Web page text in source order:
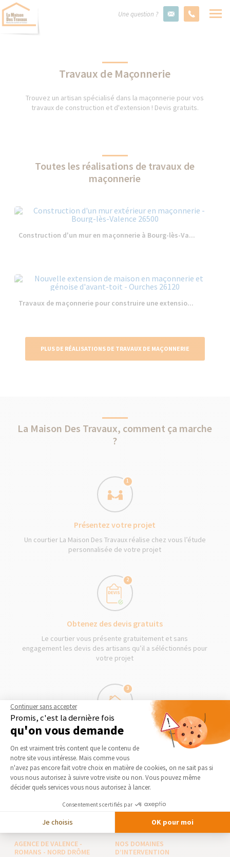
Une question ?
Travaux de Maçonnerie
Trouvez un artisan spécialisé dans la maçonnerie pour vos
travaux de construction et d'extension ! Devis gratuits.
Toutes les réalisations de travaux de
maçonnerie
Construction d'un mur en maçonnerie à Bourg-lès-Va...
Travaux de maçonnerie pour construire une extensio...
PLUS DE RÉALISATIONS DE TRAVAUX DE MAÇONNERIE
La Maison Des Travaux, comment ça marche
?
1
Présentez votre projet
Un courtier La Maison Des Travaux réalise chez vous l’étude
personnalisée de votre projet
2
Obtenez des devis gratuits
Le courtier vous présente gratuitement et sans
engagement les devis des artisans qu’il a séléctionnés pour
votre projet
3
Démarrage des travaux
Séléctionnez en toute liberté vos artisans et les travaux
peuvent commencer !
DEMANDER UN DEVIS GRATUIT
AGENCE DE VALENCE -
ROMANS - NORD DRÔME
NOS DOMAINES
D’INTERVENTION
Continuer sans accepter
Promis, c'est la dernière fois
qu'on vous demande
Plateforme de Gestion du
On est vraiment très content que le contenu de
notre site vous intéresse. Mais comme vous
n'avez pas encore fait votre choix en matière de cookies, on ne sait pas si
vous nous autorisez à suivre votre visite ou non. Vous pouvez même
décider quels services vous nous autorisez à lancer.
Consentements certifiés par
Je choisis OK pour moi
Axeptio consent